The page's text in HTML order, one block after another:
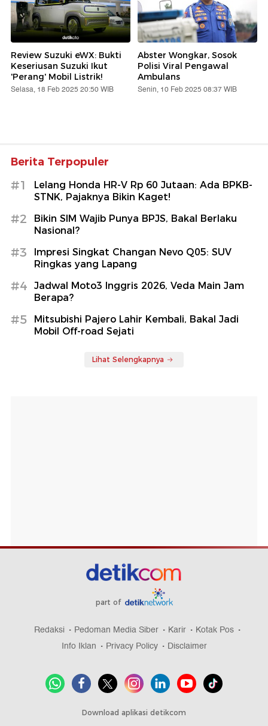
Review Suzuki eWX: Bukti
Keseriusan Suzuki Ikut
'Perang' Mobil Listrik!
Selasa, 18 Feb 2025 20:50 WIB
Abster Wongkar, Sosok
Polisi Viral Pengawal
Ambulans
Senin, 10 Feb 2025 08:37 WIB
Berita Terpopuler
#1
Lelang Honda HR-V Rp 60 Jutaan: Ada BPKB-
STNK, Pajaknya Bikin Kaget!
#2
Bikin SIM Wajib Punya BPJS, Bakal Berlaku
Nasional?
#3
Impresi Singkat Changan Nevo Q05: SUV
Ringkas yang Lapang
#4
Jadwal Moto3 Inggris 2026, Veda Main Jam
Berapa?
#5
Mitsubishi Pajero Lahir Kembali, Bakal Jadi
Mobil Off-road Sejati
Lihat Selengkapnya
part of
Redaksi Pedoman Media Siber Karir
Kotak Pos
Info Iklan
Privacy Policy Disclaimer
Download aplikasi detikcom